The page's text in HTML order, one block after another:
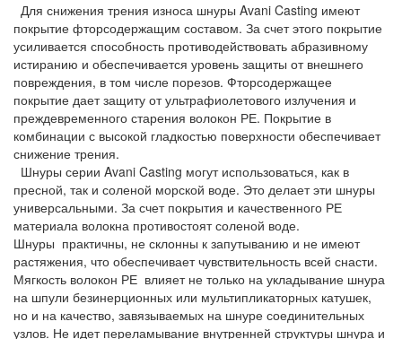
Для снижения трения износа шнуры Avani Casting имеют
покрытие фторсодержащим составом. За счет этого покрытие
усиливается способность противодействовать абразивному
истиранию и обеспечивается уровень защиты от внешнего
повреждения, в том числе порезов. Фторсодержащее
покрытие дает защиту от ультрафиолетового излучения и
преждевременного старения волокон РЕ. Покрытие в
комбинации с высокой гладкостью поверхности обеспечивает
снижение трения.
Шнуры серии Avani Casting могут использоваться, как в
пресной, так и соленой морской воде. Это делает эти шнуры
универсальными. За счет покрытия и качественного РЕ
материала волокна противостоят соленой воде.
Шнуры практичны, не склонны к запутыванию и не имеют
растяжения, что обеспечивает чувствительность всей снасти.
Мягкость волокон РЕ влияет не только на укладывание шнура
на шпули безинерционных или мультипликаторных катушек,
но и на качество, завязываемых на шнуре соединительных
узлов. Не идет переламывание внутренней структуры шнура и